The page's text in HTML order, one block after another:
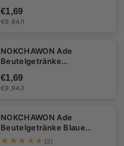
€1,69
€9,94/l
NOKCHAWON Ade
Beutelgetränke
€1,69
€9,94/l
-36%
NOKCHAWON Ade
Beutelgetränke Blaue
Zitrone 170ml
★★★★★ (2)